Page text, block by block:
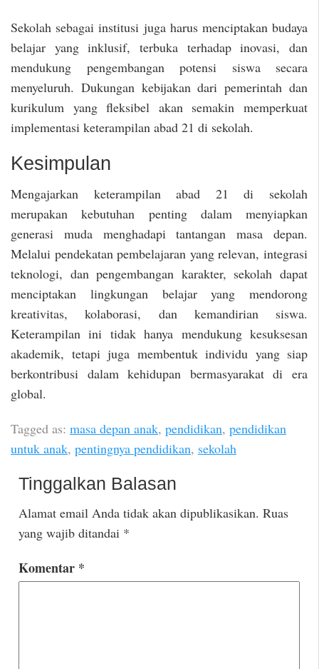
Sekolah sebagai institusi juga harus menciptakan budaya
belajar yang inklusif, terbuka terhadap inovasi, dan
mendukung pengembangan potensi siswa secara
menyeluruh. Dukungan kebijakan dari pemerintah dan
kurikulum yang fleksibel akan semakin memperkuat
implementasi keterampilan abad 21 di sekolah.
Kesimpulan
Mengajarkan keterampilan abad 21 di sekolah
merupakan kebutuhan penting dalam menyiapkan
generasi muda menghadapi tantangan masa depan.
Melalui pendekatan pembelajaran yang relevan, integrasi
teknologi, dan pengembangan karakter, sekolah dapat
menciptakan lingkungan belajar yang mendorong
kreativitas, kolaborasi, dan kemandirian siswa.
Keterampilan ini tidak hanya mendukung kesuksesan
akademik, tetapi juga membentuk individu yang siap
berkontribusi dalam kehidupan bermasyarakat di era
global.
Tagged as: masa depan anak, pendidikan, pendidikan
untuk anak, pentingnya pendidikan, sekolah
Tinggalkan Balasan
Alamat email Anda tidak akan dipublikasikan. Ruas
yang wajib ditandai *
Komentar *